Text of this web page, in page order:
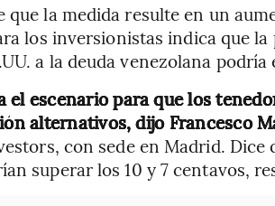
que la medida resulte en un
los inversionistas indica que
a la deuda venezolana
el escenario para que los
alternativos, dijo Francesco
con sede en Madrid.
superar los 10 y 7 centavos,